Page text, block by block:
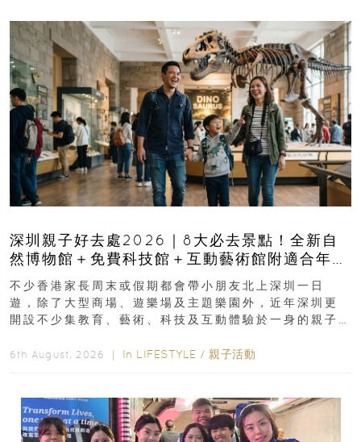
深圳親子好去處2026｜8大必去景點！全新自
然博物館＋免費科技館＋互動藝術館附適合年
齡、交通、門票、開放時間
不少香港家長周末或假期都會帶小朋友北上深圳一日
遊，除了大型商場、遊樂場及主題樂園外，近年深圳更
開設不少集教育、藝術、科技及互動體驗於一身的親子
6th August, 2026 ｜ In LIFESTYLE / 親子活動